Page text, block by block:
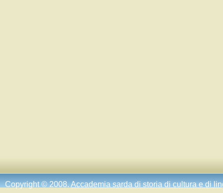
Copyright © 2008.Accademia sarda di storia di cultura e di